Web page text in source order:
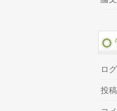
ロ
投